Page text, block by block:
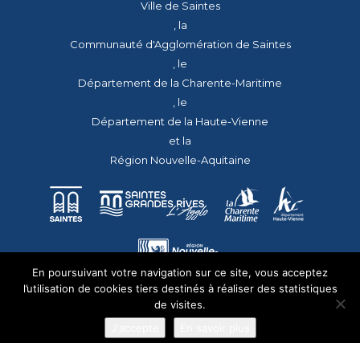
Ville de Saintes
, la
Communauté d'Agglomération de Saintes
, le
Département de la Charente-Maritime
, le
Département de la Haute-Vienne
et la
Région Nouvelle-Aquitaine
© 2026 - Tous droits réservés - apmac.fr - réalisation :
En poursuivant votre navigation sur ce site, vous acceptez
l’utilisation de cookies tiers destinés à réaliser des statistiques
de visites.